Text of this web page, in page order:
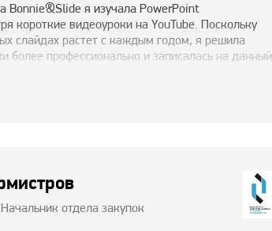
Bonnie&Slide я изучала PowerPoint
короткие видеоуроки на YouTube. Поскольку
слайдах растет с каждым годом, я решила
более профессионально и записалась на данный
казалось мне сложным. Однако уже на
отдела закупок